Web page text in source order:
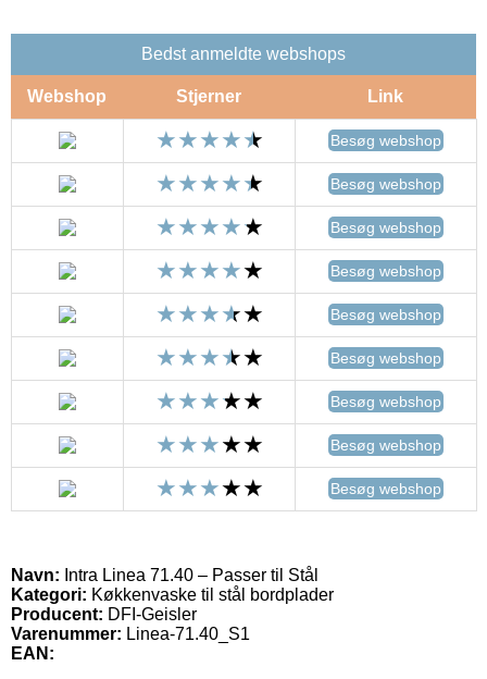
Bedst anmeldte webshops
Webshop Stjerner Link
Besøg webshop
Besøg webshop
Besøg webshop
Besøg webshop
Besøg webshop
Besøg webshop
Besøg webshop
Besøg webshop
Besøg webshop
Navn: Intra Linea 71.40 – Passer til Stål
Kategori: Køkkenvaske til stål bordplader
Producent: DFI-Geisler
Varenummer: Linea-71.40_S1
EAN: